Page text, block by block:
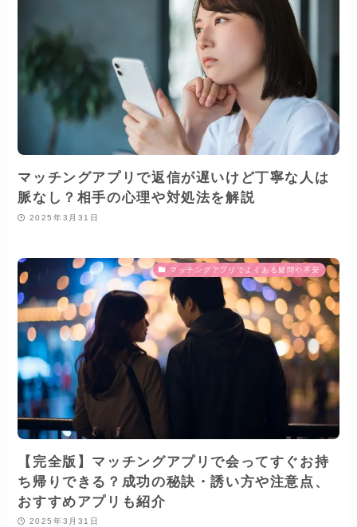
マッチングアプリで返信が遅いけど丁寧な人は
脈なし？相手の心理や対処法を解説
2025年3月31日
マッチングアプリでよくある疑問や不安
【完全版】マッチングアプリで会ってすぐお持
ち帰りできる？成功の秘訣・誘い方や注意点、
おすすめアプリも紹介
2025年3月31日